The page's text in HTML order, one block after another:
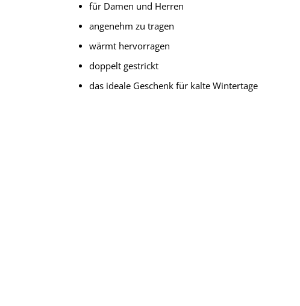
für Damen und Herren
angenehm zu tragen
wärmt hervorragen
doppelt gestrickt
das ideale Geschenk für kalte Wintertage